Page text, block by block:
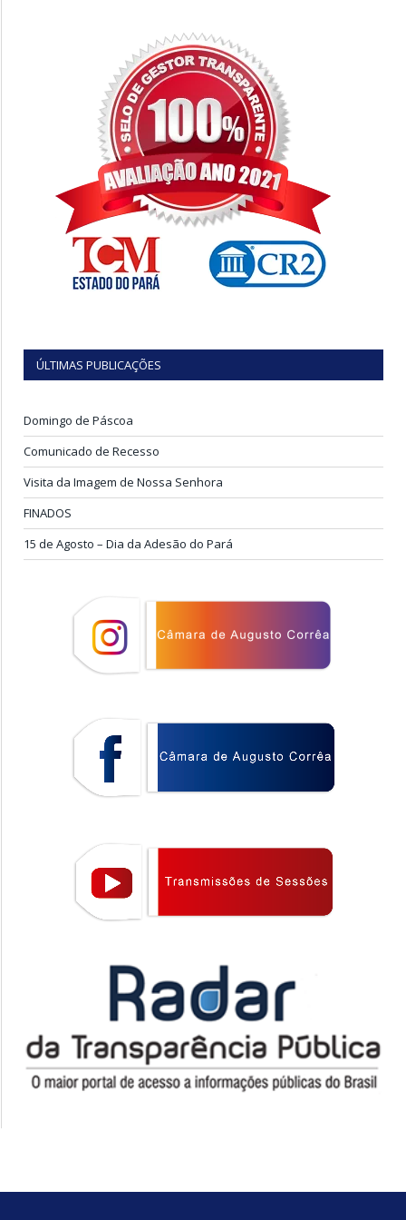
ÚLTIMAS PUBLICAÇÕES
Domingo de Páscoa
Comunicado de Recesso
Visita da Imagem de Nossa Senhora
FINADOS
15 de Agosto – Dia da Adesão do Pará